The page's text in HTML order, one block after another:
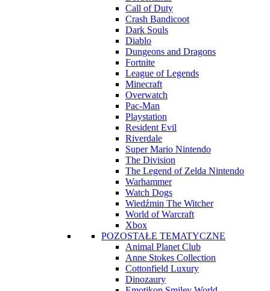
Call of Duty
Crash Bandicoot
Dark Souls
Diablo
Dungeons and Dragons
Fortnite
League of Legends
Minecraft
Overwatch
Pac-Man
Playstation
Resident Evil
Riverdale
Super Mario Nintendo
The Division
The Legend of Zelda Nintendo
Warhammer
Watch Dogs
Wiedźmin The Witcher
World of Warcraft
Xbox
POZOSTAŁE TEMATYCZNE
Animal Planet Club
Anne Stokes Collection
Cottonfield Luxury
Dinozaury